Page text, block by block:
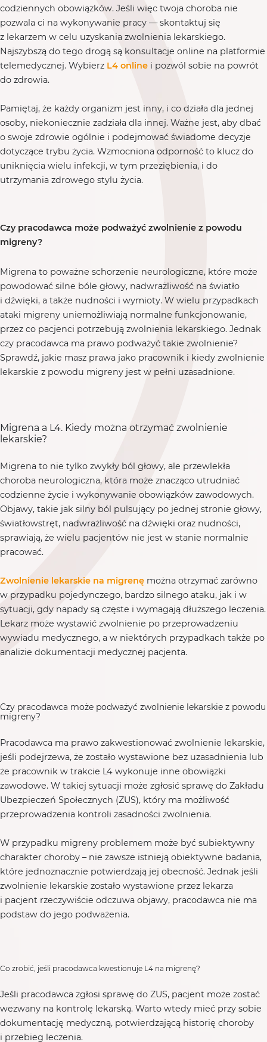
codziennych obowiązków. Jeśli więc twoja choroba nie
pozwala ci na wykonywanie pracy — skontaktuj się
z lekarzem w celu uzyskania zwolnienia lekarskiego.
Najszybszą do tego drogą są konsultacje online na platformie
telemedycznej. Wybierz L4 online i pozwól sobie na powrót
do zdrowia.
Pamiętaj, że każdy organizm jest inny, i co działa dla jednej
osoby, niekoniecznie zadziała dla innej. Ważne jest, aby dbać
o swoje zdrowie ogólnie i podejmować świadome decyzje
dotyczące trybu życia. Wzmocniona odporność to klucz do
uniknięcia wielu infekcji, w tym przeziębienia, i do
utrzymania zdrowego stylu życia.
Czy pracodawca może podważyć zwolnienie z powodu
migreny?
Migrena to poważne schorzenie neurologiczne, które może
powodować silne bóle głowy, nadwrażliwość na światło
i dźwięki, a także nudności i wymioty. W wielu przypadkach
ataki migreny uniemożliwiają normalne funkcjonowanie,
przez co pacjenci potrzebują zwolnienia lekarskiego. Jednak
czy pracodawca ma prawo podważyć takie zwolnienie?
Sprawdź, jakie masz prawa jako pracownik i kiedy zwolnienie
lekarskie z powodu migreny jest w pełni uzasadnione.
Migrena a L4. Kiedy można otrzymać zwolnienie
lekarskie?
Migrena to nie tylko zwykły ból głowy, ale przewlekła
choroba neurologiczna, która może znacząco utrudniać
codzienne życie i wykonywanie obowiązków zawodowych.
Objawy, takie jak silny ból pulsujący po jednej stronie głowy,
światłowstręt, nadwrażliwość na dźwięki oraz nudności,
sprawiają, że wielu pacjentów nie jest w stanie normalnie
pracować.
Zwolnienie lekarskie na migrenę można otrzymać zarówno
w przypadku pojedynczego, bardzo silnego ataku, jak i w
sytuacji, gdy napady są częste i wymagają dłuższego leczenia.
Lekarz może wystawić zwolnienie po przeprowadzeniu
wywiadu medycznego, a w niektórych przypadkach także po
analizie dokumentacji medycznej pacjenta.
Czy pracodawca może podważyć zwolnienie lekarskie z powodu
migreny?
Pracodawca ma prawo zakwestionować zwolnienie lekarskie,
jeśli podejrzewa, że zostało wystawione bez uzasadnienia lub
że pracownik w trakcie L4 wykonuje inne obowiązki
zawodowe. W takiej sytuacji może zgłosić sprawę do Zakładu
Ubezpieczeń Społecznych (ZUS), który ma możliwość
przeprowadzenia kontroli zasadności zwolnienia.
W przypadku migreny problemem może być subiektywny
charakter choroby – nie zawsze istnieją obiektywne badania,
które jednoznacznie potwierdzają jej obecność. Jednak jeśli
zwolnienie lekarskie zostało wystawione przez lekarza
i pacjent rzeczywiście odczuwa objawy, pracodawca nie ma
podstaw do jego podważenia.
Co zrobić, jeśli pracodawca kwestionuje L4 na migrenę?
Jeśli pracodawca zgłosi sprawę do ZUS, pacjent może zostać
wezwany na kontrolę lekarską. Warto wtedy mieć przy sobie
dokumentację medyczną, potwierdzającą historię choroby
i przebieg leczenia.